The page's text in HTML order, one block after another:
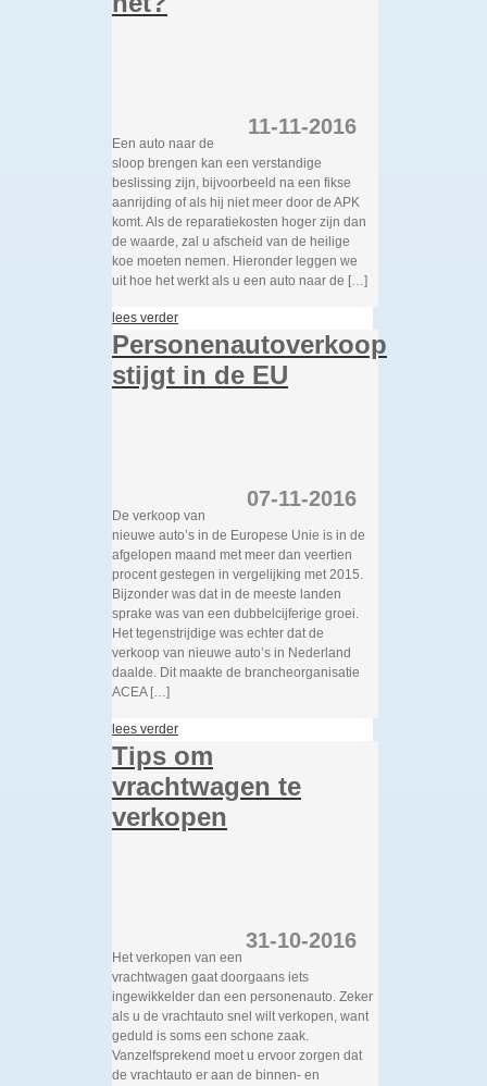
11-11-2016
Een auto naar de
sloop brengen kan een verstandige
beslissing zijn, bijvoorbeeld na een fikse
aanrijding of als hij niet meer door de APK
komt. Als de reparatiekosten hoger zijn dan
de waarde, zal u afscheid van de heilige
koe moeten nemen. Hieronder leggen we
uit hoe het werkt als u een auto naar de […]
lees verder
Personenautoverkoop
stijgt in de EU
07-11-2016
De verkoop van
nieuwe auto’s in de Europese Unie is in de
afgelopen maand met meer dan veertien
procent gestegen in vergelijking met 2015.
Bijzonder was dat in de meeste landen
sprake was van een dubbelcijferige groei.
Het tegenstrijdige was echter dat de
verkoop van nieuwe auto’s in Nederland
daalde. Dit maakte de brancheorganisatie
ACEA […]
lees verder
Tips om
vrachtwagen te
verkopen
31-10-2016
Het verkopen van een
vrachtwagen gaat doorgaans iets
ingewikkelder dan een personenauto. Zeker
als u de vrachtauto snel wilt verkopen, want
geduld is soms een schone zaak.
Vanzelfsprekend moet u ervoor zorgen dat
de vrachtauto er aan de binnen- en